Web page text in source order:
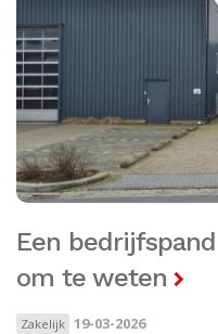
Een
om te weten
Zakelijk 19-03-2026